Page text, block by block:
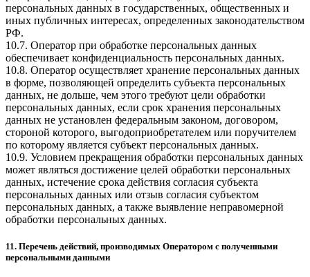
персональных данных в государственных, общественных и
иных публичных интересах, определенных законодательством
РФ.
10.7. Оператор при обработке персональных данных
обеспечивает конфиденциальность персональных данных.
10.8. Оператор осуществляет хранение персональных данных
в форме, позволяющей определить субъекта персональных
данных, не дольше, чем этого требуют цели обработки
персональных данных, если срок хранения персональных
данных не установлен федеральным законом, договором,
стороной которого, выгодоприобретателем или поручителем
по которому является субъект персональных данных.
10.9. Условием прекращения обработки персональных данных
может являться достижение целей обработки персональных
данных, истечение срока действия согласия субъекта
персональных данных или отзыв согласия субъектом
персональных данных, а также выявление неправомерной
обработки персональных данных.
11. Перечень действий, производимых Оператором с полученными
персональными данными